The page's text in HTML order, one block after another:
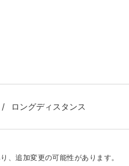
ロングディスタンス
、追加変更の可能性があります。